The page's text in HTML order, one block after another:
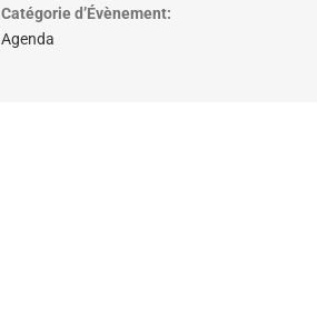
Catégorie d’Évènement:
Agenda